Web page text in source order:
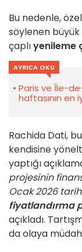
Bu nedenle,
söylenen
çaplıyenileme
AYRICA OKU
Paris ve Île-
haftasının en
Rachida Dati,
kendisine
yaptığı
projesinin
Ocak 2026
fiyatlandırma
açıkladı.
da olaya